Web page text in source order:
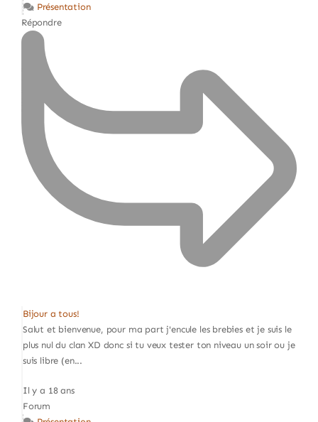
Présentation
Répondre
Bijour a tous!
Salut et bienvenue, pour ma part j'encule les brebies et je suis le
plus nul du clan XD donc si tu veux tester ton niveau un soir ou je
suis libre (en...
Il y a 18 ans
Forum